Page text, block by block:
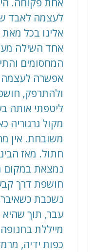
לעצמה לאבד
אלינו בכל
אחד השילה
המחסומים
אפשרה לעצמה
ולהתרפק,
ליטפתי אותה
מקול גרגוריה
משובחת. אין
חתול. מאז
נמצאת במקום
חושפת דרך
נשכבת
עבר, תוך
מייללת
כפות ידיה,